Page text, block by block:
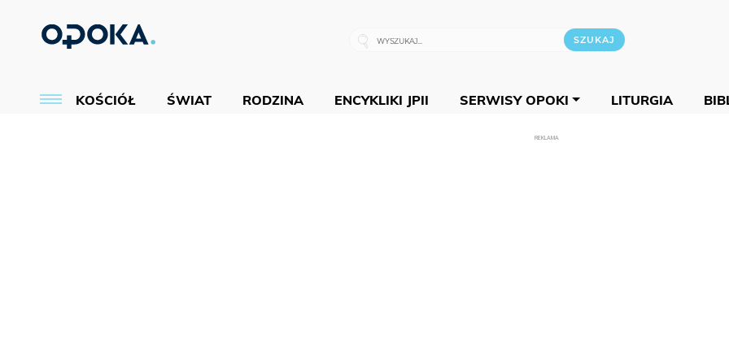
KOŚCIÓŁ ŚWIAT RODZINA ENCYKLIKI JPII SERWISY OPOKI LITURGIA
REKLAMA